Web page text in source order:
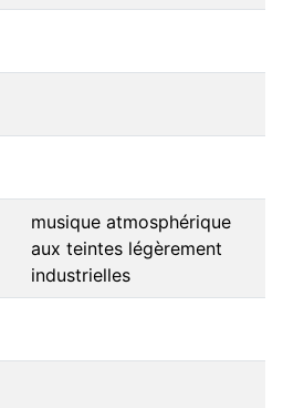
musique atmosphérique
aux teintes légèrement
industrielles